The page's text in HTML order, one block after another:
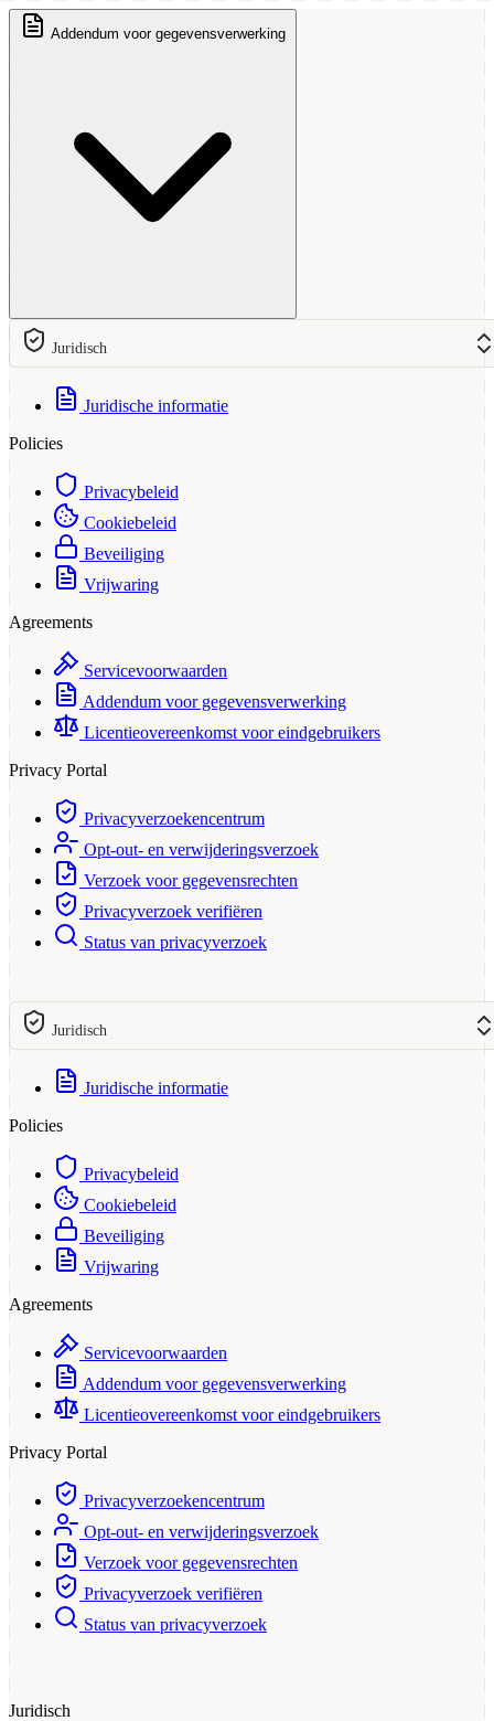
Addendum voor gegevensverwerking
Juridisch
Juridische informatie
Policies
Privacybeleid
Cookiebeleid
Beveiliging
Vrijwaring
Agreements
Servicevoorwaarden
Addendum voor gegevensverwerking
Licentieovereenkomst voor eindgebruikers
Privacy Portal
Privacyverzoekencentrum
Opt-out- en verwijderingsverzoek
Verzoek voor gegevensrechten
Privacyverzoek verifiëren
Status van privacyverzoek
Juridisch
Juridische informatie
Policies
Privacybeleid
Cookiebeleid
Beveiliging
Vrijwaring
Agreements
Servicevoorwaarden
Addendum voor gegevensverwerking
Licentieovereenkomst voor eindgebruikers
Privacy Portal
Privacyverzoekencentrum
Opt-out- en verwijderingsverzoek
Verzoek voor gegevensrechten
Privacyverzoek verifiëren
Status van privacyverzoek
Juridisch